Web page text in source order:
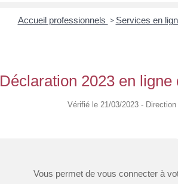
Accueil professionnels > Services en
Déclaration 2023 en
Vérifié le 21/03/2023 -
Vous permet de vous connecter à